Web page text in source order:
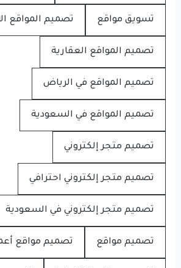
تسويق مواقع تصميم المواقع
تصميم المواقع العقارية
تصميم المواقع في الرياض
تصميم المواقع في السعودية
تصميم متجر إلكتروني
تصميم متجر إلكتروني احترافي
تصميم متجر إلكتروني في السعودية
تصميم مواقع تصميم مواقع